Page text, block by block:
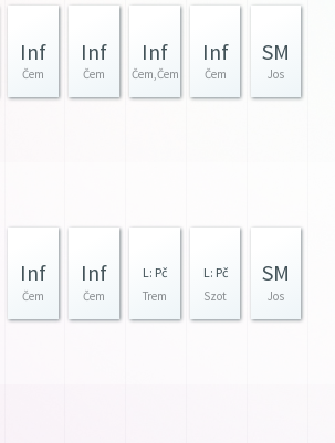
Inf
Čem
Inf
Čem
Inf
Čem,Čem
Inf
Čem
SM
Jos
Inf
Čem
Inf
Čem
L: Pč
Trem
L: Pč
Szot
SM
Jos